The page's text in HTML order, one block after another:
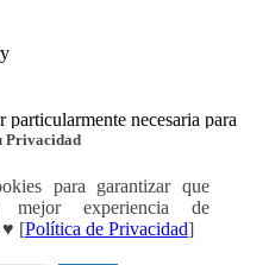
Privacidad
para garantizar que
mejor experiencia de
♥ [Política de Privacidad]
necesaria para
específicamente para recopilar
de análisis, anuncios y otros
cookie no necesaria.